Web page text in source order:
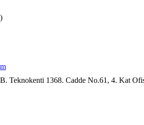
Teknokenti 1368. Cadde No.61, 4. Kat